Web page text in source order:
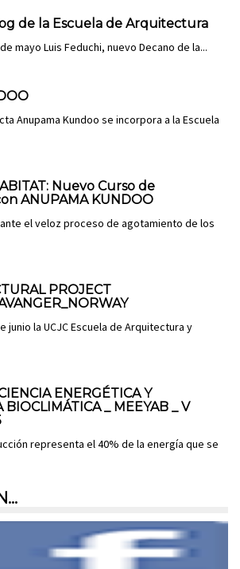
de la Escuela de Arquitectura
mayo Luis Feduchi, nuevo Decano de la...
Anupama Kundoo se incorpora a la Escuela
Nuevo Curso de
ANUPAMA KUNDOO
el veloz proceso de agotamiento de los
PROJECT
junio la UCJC Escuela de Arquitectura y
ENERGÉTICA Y
_ MEEYAB _ V
representa el 40% de la energía que se